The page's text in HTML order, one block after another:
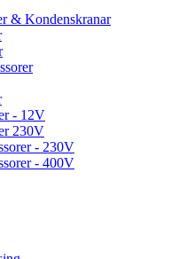
& Kondenskranar
- 12V
230V
- 230V
- 400V